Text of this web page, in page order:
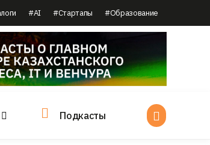
#AI #Стартапы #Образование
Подкасты